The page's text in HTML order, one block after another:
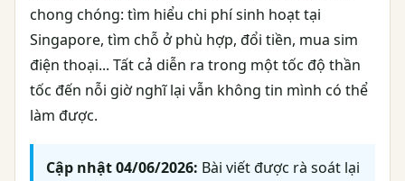
chong chóng: tìm hiểu chi phí sinh hoạt tại
Singapore, tìm chỗ ở phù hợp, đổi tiền, mua sim
điện thoại... Tất cả diễn ra trong một tốc độ thần
tốc đến nỗi giờ nghĩ lại vẫn không tin mình có thể
làm được.
Cập nhật 04/06/2026: Bài viết được rà soát lại